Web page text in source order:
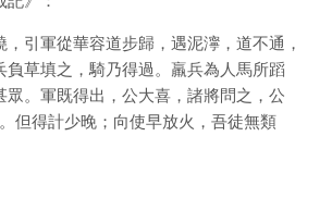
，引軍從華容道步歸，遇泥濘，道不通，
負草填之，騎乃得過。羸兵為人馬所蹈
眾。軍既得出，公大喜，諸將問之，公
但得計少晚；向使早放火，吾徒無類